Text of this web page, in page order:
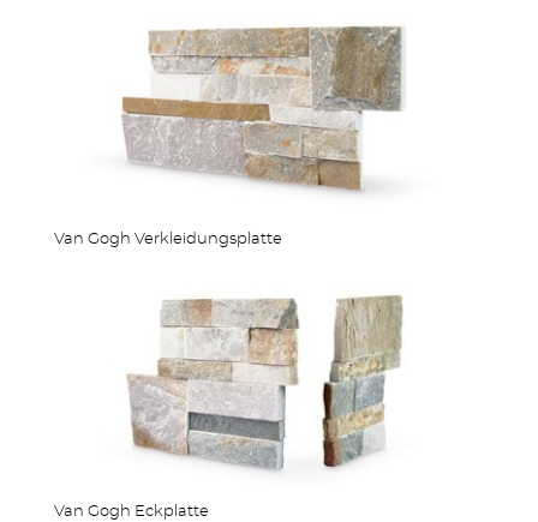
ZÄUNE
OUTDOOR KÜCHE
Van Gogh Verkleidungsplatte
Van Gogh Eckplatte